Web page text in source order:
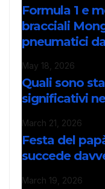
Formula 1 e
bracciali
pneumatici
May 18, 2026
Quali sono
significativi
March 21, 2026
Festa del
succede
March 19, 2026